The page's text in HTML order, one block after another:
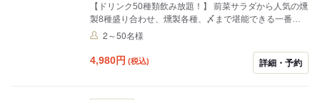
【ドリンク50種類飲み放題！】 前菜サラダから人気の燻
製8種盛り合わせ、燻製各種、〆まで堪能できる一番人
気の燻製コースです！
2～50名様
4,980円 (税込) 詳細・予約